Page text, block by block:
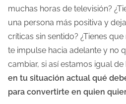
muchas horas de televisión?
una persona más positiva y
críticas sin sentido? ¿Tienes
te impulse hacia adelante y no
cambiar, si así estamos igual de
en tu situación actual qué
para convertirte en quien